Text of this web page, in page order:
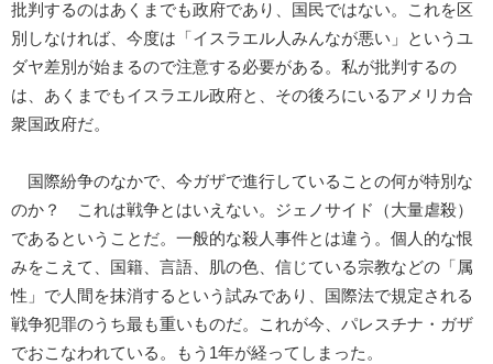
批判するのはあくまでも政府であり、国民ではない。これを区
別しなければ、今度は「イスラエル人みんなが悪い」というユ
ダヤ差別が始まるので注意する必要がある。私が批判するの
は、あくまでもイスラエル政府と、その後ろにいるアメリカ合
衆国政府だ。
国際紛争のなかで、今ガザで進行していることの何が特別な
のか？ これは戦争とはいえない。ジェノサイド（大量虐殺）
であるということだ。一般的な殺人事件とは違う。個人的な恨
みをこえて、国籍、言語、肌の色、信じている宗教などの「属
性」で人間を抹消するという試みであり、国際法で規定される
戦争犯罪のうち最も重いものだ。これが今、パレスチナ・ガザ
でおこなわれている。もう1年が経ってしまった。